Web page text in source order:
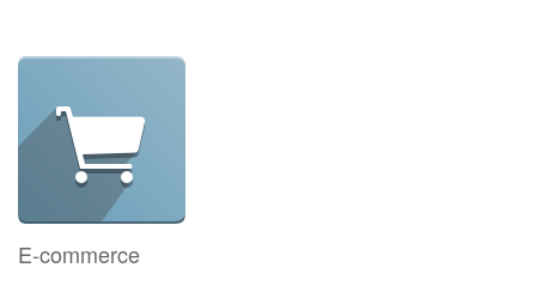
E-commerce